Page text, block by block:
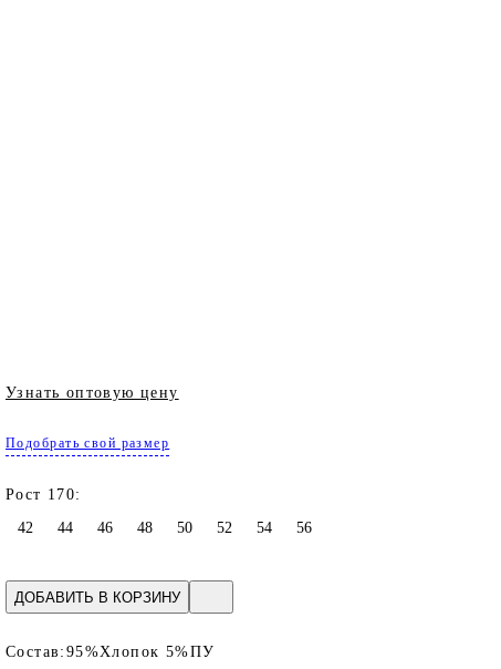
Узнать оптовую цену
Подобрать свой размер
Рост 170:
42
44 46 48 50 52 54 56
ДОБАВИТЬ В КОРЗИНУ
Состав: 95%Хлопок 5%ПУ